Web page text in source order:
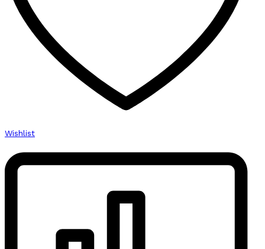
Wishlist